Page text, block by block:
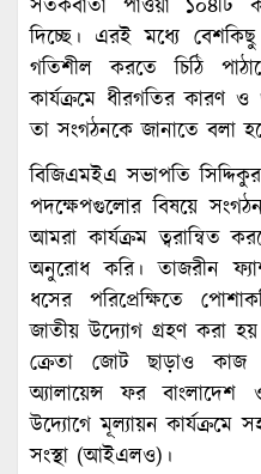
সতর্কবার্তা পাওয়া ১০৪টি
দিচ্ছে। এরই মধ্যে
গতিশীল করতে চিঠি
কার্যক্রমে ধীরগতির কারণ
তা সংগঠনকে জানাতে বলা
বিজিএমইএ সভাপতি
পদক্ষেপগুলোর বিষয়ে
আমরা কার্যক্রম ত্বরান্বিত
অনুরোধ করি। তাজরীন
ধসের পরিপ্রেক্ষিতে
জাতীয় উদ্যোগ গ্রহণ করা
ক্রেতা জোট ছাড়াও কাজ
অ্যালায়েন্স ফর
উদ্যোগে মূল্যায়ন কার্যক্রমে
সংস্থা (আইএলও)।